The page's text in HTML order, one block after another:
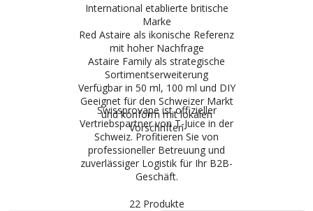
International etablierte britische
Marke
Red Astaire als ikonische Referenz
mit hoher Nachfrage
Astaire Family als strategische
Sortimentserweiterung
Verfügbar in 50 ml, 100 ml und DIY
Geeignet für den Schweizer Markt
und konform mit lokalen
Vorschriften
Swissprovape ist offizieller
Vertriebspartner von T-Juice in der
Schweiz. Profitieren Sie von
professioneller Betreuung und
zuverlässiger Logistik für Ihr B2B-
Geschäft.
22 Produkte